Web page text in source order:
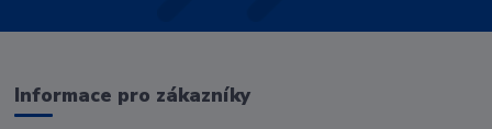
Informace pro zákazníky